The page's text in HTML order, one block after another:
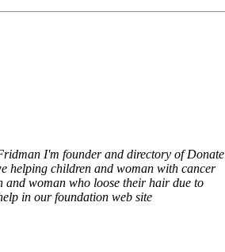
I'm founder and directory of Donate
helping children and woman with cancer
woman who loose their hair due to
in our foundation web site